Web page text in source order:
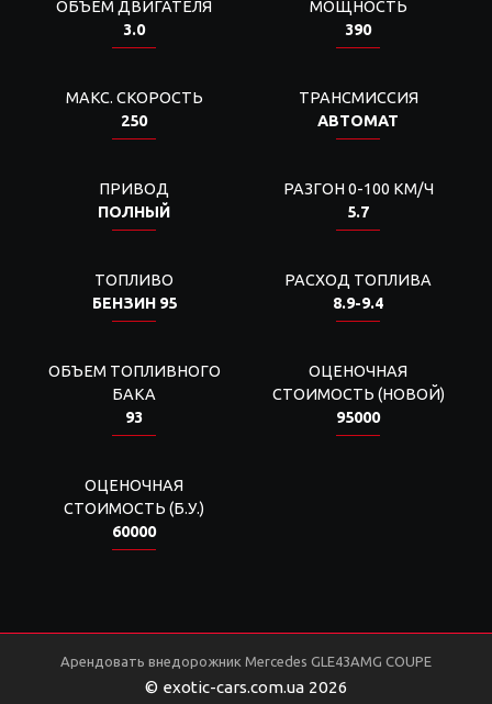
ОБЪЕМ ДВИГАТЕЛЯ
3.0
МОЩНОСТЬ
390
МАКС. СКОРОСТЬ
250
ТРАНСМИССИЯ
АВТОМАТ
ПРИВОД
ПОЛНЫЙ
РАЗГОН 0-100 КМ/Ч
5.7
ТОПЛИВО
БЕНЗИН 95
РАСХОД ТОПЛИВА
8.9-9.4
ОБЪЕМ ТОПЛИВНОГО
БАКА
93
ОЦЕНОЧНАЯ
СТОИМОСТЬ (НОВОЙ)
95000
ОЦЕНОЧНАЯ
СТОИМОСТЬ (Б.У.)
60000
Арендовать внедорожник Mercedes GLE43AMG COUPE
© exotic-cars.com.ua 2026